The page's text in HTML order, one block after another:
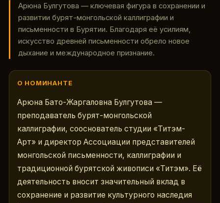
Арюна Булгутова — ключевая фигура в сохранении и
развитии бурят-монгольской каллиграфии и
письменности в Бурятии. Благодаря её усилиям,
искусство древней письменности обрело новое
дыхание и международное признание.
О НОМИНАНТЕ
Арюна Бато-Жаргаловна Булгутова —
преподаватель бурят-монгольской
каллиграфии, сооснователь студии «Титэм-
Арт» и директор Ассоциации представителей
монгольской письменности, каллиграфии и
традиционной бурятской живописи «Титэм». Её
деятельность вносит значительный вклад в
сохранение и развитие культурного наследия